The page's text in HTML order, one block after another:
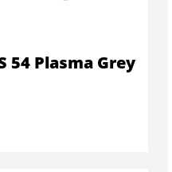
54 Plasma Grey